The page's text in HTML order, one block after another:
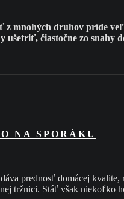
mnohých druhov príde
ušetriť, čiastočne zo
NA SPORÁKU
prednosť domácej
tržnici. Stáť však